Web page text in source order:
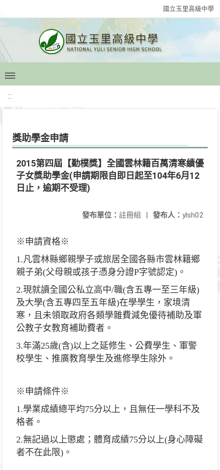
國立玉里高級中學
:::
獎助學金申請
2015第四屆【勤樸獎】全國雲林籍百萬清寒績優
子女獎助學金(申請期限自即日起至104年6月12
日止，逾期不受理)
發布人： ylsh02
發布單位： 註冊組 |
※申請資格※
1.凡雲林縣鄉親學子或旅居全國各縣市雲林籍鄉
親子弟(父母親或孩子憑身分證P字號認定)。
2.現就讀全國公私立高中/職(含五專一至三年級)
及大學(含五專四至五年級)在學學生，家境清
寒，且未領取政府各類學雜費減免優待補助及軍
公教子女教育補助費者。
3.年滿25歲(含)以上之延修生、公費學生、軍警
校學生、推廣教育學生及進修學生除外。
※申請條件※
1.學業成績總平均75分以上，且無任一學科不及
格者。
2.無記過以上懲處；體育成績75分以上(身心障礙
者不在此限)。